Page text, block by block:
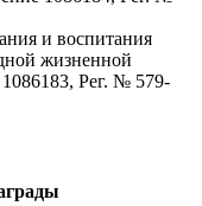
и воспитания
жизненной
1086183, Рег. № 579-